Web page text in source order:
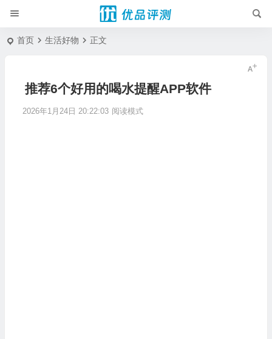
首页 生活好物 正文
推荐6个好用的喝水提醒APP软件
2026年1月24日 20:22:03 阅读模式